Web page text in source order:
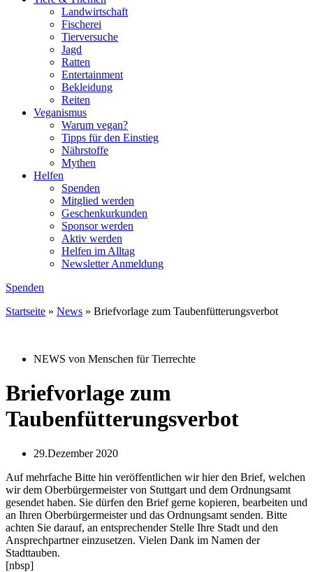
Landwirtschaft
Fischerei
Tierversuche
Jagd
Ratten
Entertainment
Bekleidung
Reiten
Veganismus
Warum vegan?
Tipps für den Einstieg
Nährstoffe
Mythen
Helfen
Spenden
Mitglied werden
Geschenkurkunden
Sponsor werden
Aktiv werden
Helfen im Alltag
Newsletter Anmeldung
Spenden
Startseite » News » Briefvorlage zum Taubenfütterungsverbot
NEWS von Menschen für Tierrechte
Briefvorlage zum
Taubenfütterungsverbot
29.Dezember 2020
Auf mehrfache Bitte hin veröffentlichen wir hier den Brief, welchen
wir dem Oberbürgermeister von Stuttgart und dem Ordnungsamt
gesendet haben. Sie dürfen den Brief gerne kopieren, bearbeiten und
an Ihren Oberbürgermeister und das Ordnungsamt senden. Bitte
achten Sie darauf, an entsprechenderStelle Ihre Stadt und den
Ansprechpartner einzusetzen. Vielen Dank im Namen der
Stadttauben.
[nbsp]